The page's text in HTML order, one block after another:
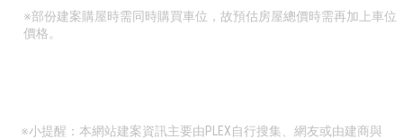
※部份建案購屋時需同時購買車位，故預估房屋總價時需再加上車位
價格。
※小提醒：本網站建案資訊主要由PLEX自行搜集、網友或由建商與